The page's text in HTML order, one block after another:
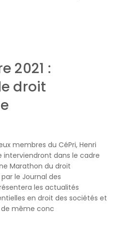
2021 :
droit
membres du CéPri, Henri
interviendront dans le cadre
Marathon du droit
le Journal des
les actualités
en droit des sociétés et
de même conc